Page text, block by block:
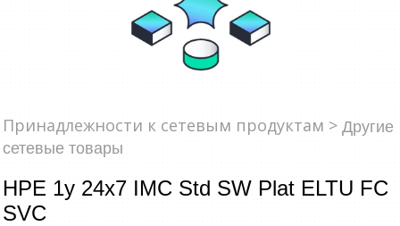
Продукция apple
Компьютерная техника
Товары для офиса
Сетевые товары
Принадлежности к сетевым продуктам > Другие
сетевые товары
HPE 1y 24x7 IMC Std SW Plat ELTU FC
SVC